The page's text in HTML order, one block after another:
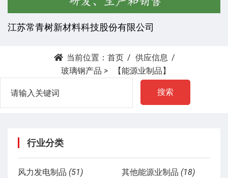
江苏常青树新材料科技股份有限公司
当前位置： 首页
供应信息
玻璃钢产品 > 【能源业制品】
搜索
行业分类
风力发电制品 (51) 其他能源业制品 (18)